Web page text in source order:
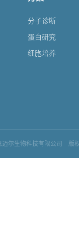
分子诊断
蛋白研究
细胞培养
迈尔生物科技有限公司 版